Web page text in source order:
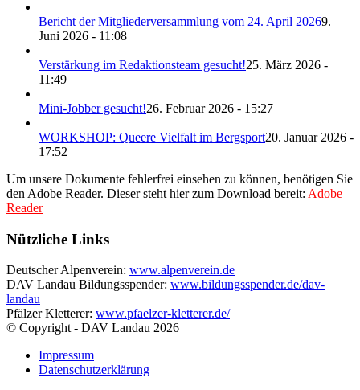
Bericht der Mitgliederversammlung vom 24. April 20269.
Juni 2026 - 11:08
Verstärkung im Redaktionsteam gesucht!25. März 2026 -
11:49
Mini-Jobber gesucht!26. Februar 2026 - 15:27
WORKSHOP: Queere Vielfalt im Bergsport20. Januar 2026 -
17:52
Um unsere Dokumente fehlerfrei einsehen zu können, benötigen Sie
den Adobe Reader. Dieser steht hier zum Download bereit: Adobe
Reader
Nützliche Links
Deutscher Alpenverein: www.alpenverein.de
DAV Landau Bildungsspender: www.bildungsspender.de/dav-
landau
Pfälzer Kletterer: www.pfaelzer-kletterer.de/
© Copyright - DAV Landau 2026
Impressum
Datenschutzerklärung